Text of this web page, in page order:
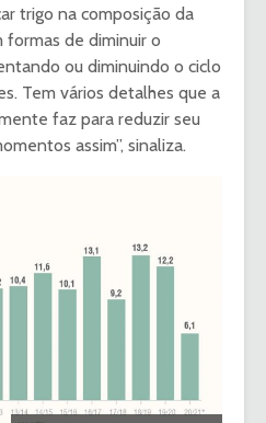
trigo na composição da
formas de diminuir o
ou diminuindo o ciclo
Tem vários detalhes que a
faz para reduzir seu
assim”, sinaliza.